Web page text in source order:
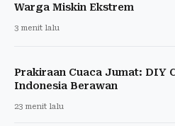
Warga Miskin Ekstrem
3 menit lalu
Prakiraan Cuaca Jumat: DIY
Indonesia Berawan
23 menit lalu